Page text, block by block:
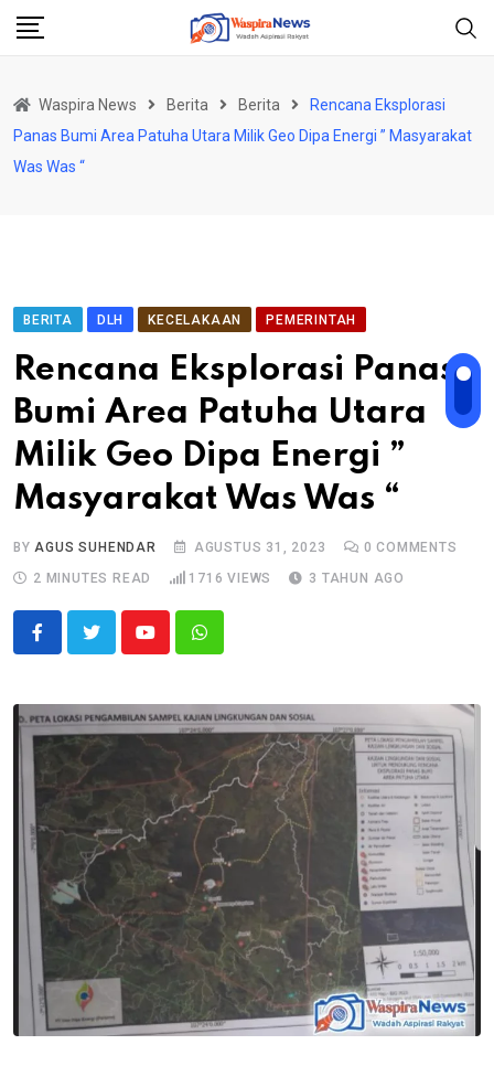
Skip
Waspira News Berita Berita
Rencana Eksplorasi
Panas Bumi Area Patuha Utara Milik Geo Dipa Energi ” Masyarakat
Was Was “
BERITA DLH KECELAKAAN PEMERINTAH
Rencana Eksplorasi Panas
Bumi Area Patuha Utara
Milik Geo Dipa Energi ”
Masyarakat Was Was “
BYAGUS SUHENDAR AGUSTUS 31, 2023 0 COMMENTS
2 MINUTES READ
1716 VIEWS 3 TAHUN AGO
YoutubeWhatsapp